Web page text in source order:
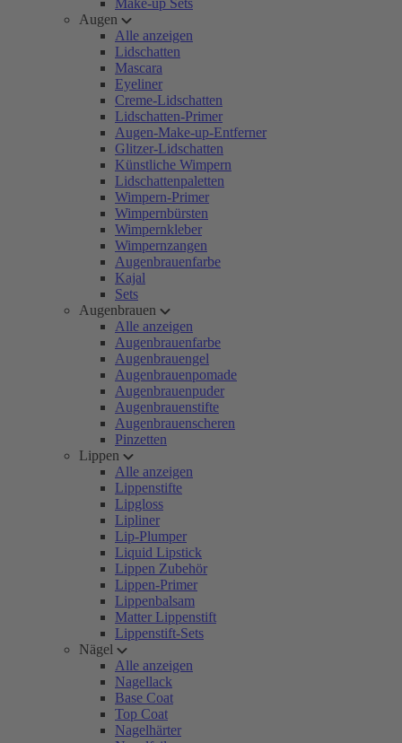
Make-up Sets
Augen
Alle anzeigen
Lidschatten
Mascara
Eyeliner
Creme-Lidschatten
Lidschatten-Primer
Augen-Make-up-Entferner
Glitzer-Lidschatten
Künstliche Wimpern
Lidschattenpaletten
Wimpern-Primer
Wimpernbürsten
Wimpernkleber
Wimpernzangen
Augenbrauenfarbe
Kajal
Sets
Augenbrauen
Alle anzeigen
Augenbrauenfarbe
Augenbrauengel
Augenbrauenpomade
Augenbrauenpuder
Augenbrauenstifte
Augenbrauenscheren
Pinzetten
Lippen
Alle anzeigen
Lippenstifte
Lipgloss
Lipliner
Lip-Plumper
Liquid Lipstick
Lippen Zubehör
Lippen-Primer
Lippenbalsam
Matter Lippenstift
Lippenstift-Sets
Nägel
Alle anzeigen
Nagellack
Base Coat
Top Coat
Nagelhärter